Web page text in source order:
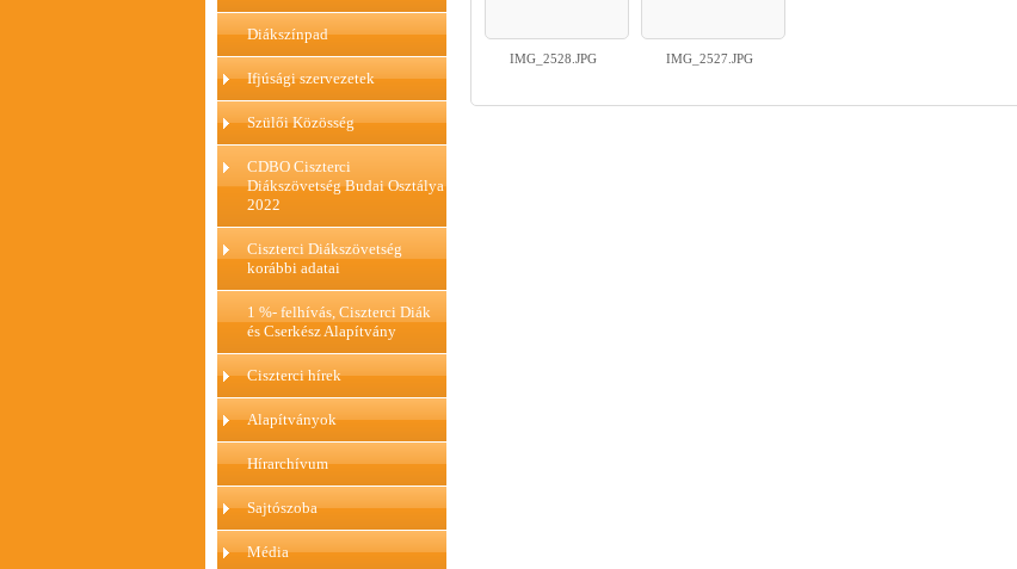
Diákszínpad
Ifjúsági szervezetek
Szülői Közösség
CDBO Ciszterci
Diákszövetség Budai Osztálya
2022
Ciszterci Diákszövetség
korábbi adatai
1 %- felhívás, Ciszterci Diák
és Cserkész Alapítvány
Ciszterci hírek
Alapítványok
Hírarchívum
Sajtószoba
Média
IMG_2528.JPG IMG_2527.JPG